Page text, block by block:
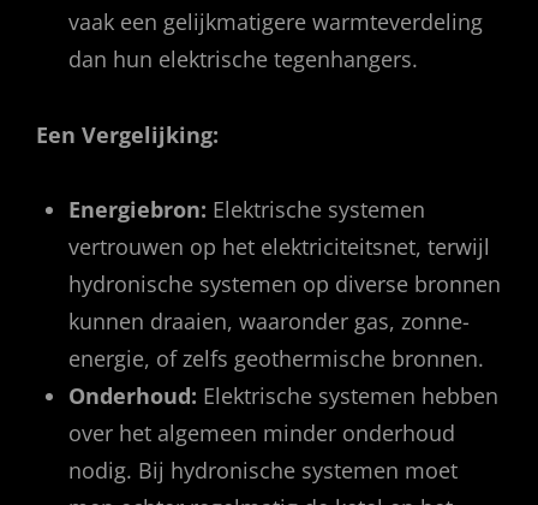
vaak een gelijkmatigere warmteverdeling
dan hun elektrische tegenhangers.
Een Vergelijking:
Energiebron: Elektrische systemen
vertrouwen op het elektriciteitsnet, terwijl
hydronische systemen op diverse bronnen
kunnen draaien, waaronder gas, zonne-
energie, of zelfs geothermische bronnen.
Onderhoud: Elektrische systemen hebben
over het algemeen minder onderhoud
nodig. Bij hydronische systemen moet